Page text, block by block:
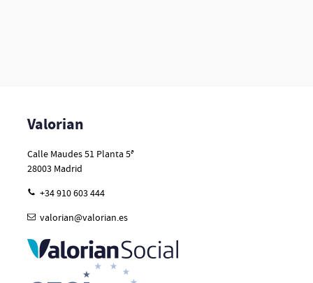
Valorian
Calle Maudes 51 Planta 5ª
28003 Madrid
+34 910 603 444
valorian@valorian.es